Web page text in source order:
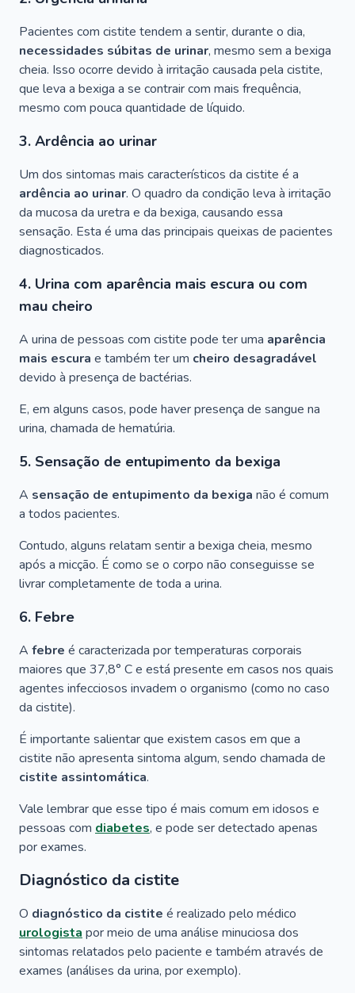
Pacientes com cistite tendem a sentir, durante o dia,
necessidades súbitas de urinar, mesmo sem a bexiga
cheia. Isso ocorre devido à irritação causada pela cistite,
que leva a bexiga a se contrair com mais frequência,
mesmo com pouca quantidade de líquido.
3. Ardência ao urinar
Um dos sintomas mais característicos da cistite é a
ardência ao urinar. O quadro da condição leva à irritação
da mucosa da uretra e da bexiga, causando essa
sensação. Esta é uma das principais queixas de pacientes
diagnosticados.
4. Urina com aparência mais escura ou com
mau cheiro
A urina de pessoas com cistite pode ter uma aparência
mais escura e também ter um cheiro desagradável
devido à presença de bactérias.
E, em alguns casos, pode haver presença de sangue na
urina, chamada de hematúria.
5. Sensação de entupimento da bexiga
A sensação de entupimento da bexiga não é comum
a todos pacientes.
Contudo, alguns relatam sentir a bexiga cheia, mesmo
após a micção. É como se o corpo não conseguisse se
livrar completamente de toda a urina.
6. Febre
A febre é caracterizada por temperaturas corporais
maiores que 37,8° C e está presente em casos nos quais
agentes infecciosos invadem o organismo (como no caso
da cistite).
É importante salientar que existem casos em que a
cistite não apresenta sintoma algum, sendo chamada de
cistite assintomática.
Vale lembrar que esse tipo é mais comum em idosos e
pessoas com diabetes, e pode ser detectado apenas
por exames.
Diagnóstico da cistite
O diagnóstico da cistite é realizado pelo médico
urologistapor meio de uma análise minuciosa dos
sintomas relatados pelo paciente e também através de
exames (análises da urina, por exemplo).